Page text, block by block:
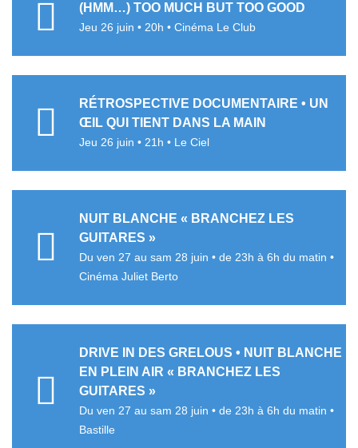
(HMM…) TOO MUCH BUT TOO GOOD
Jeu 26 juin • 20h • Cinéma Le Club
RÉTROSPECTIVE DOCUMENTAIRE • UN
ŒIL QUI TIENT DANS LA MAIN
Jeu 26 juin • 21h • Le Ciel
NUIT BLANCHE « BRANCHEZ LES
GUITARES »
Du ven 27 au sam 28 juin • de 23h à 6h du matin •
Cinéma Juliet Berto
DRIVE IN DES GRELOUS • NUIT BLANCHE
EN PLEIN AIR « BRANCHEZ LES
GUITARES »
Du ven 27 au sam 28 juin • de 23h à 6h du matin •
Bastille